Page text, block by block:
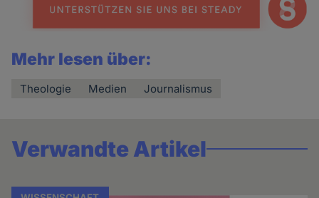
Mehr lesen über:
Theologie Medien Journalismus
Verwandte Artikel